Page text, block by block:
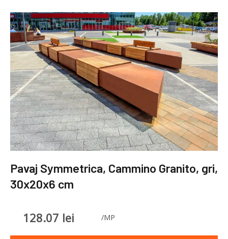
Pavaj Symmetrica, Cammino Granito, gri,
30x20x6 cm
128.07 lei /MP